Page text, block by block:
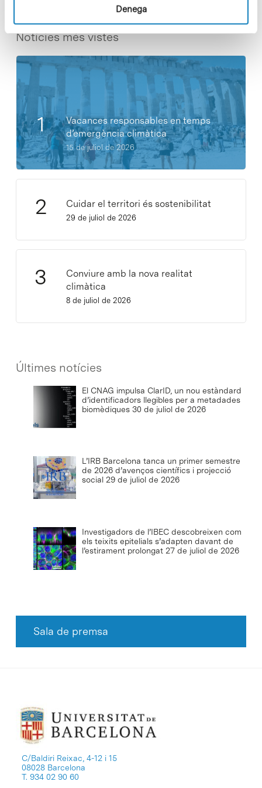
Denega
Notícies més vistes
Vacances responsables en temps
d’emergència climàtica
15 de juliol de 2026
Cuidar el territori és sostenibilitat
29 de juliol de 2026
Conviure amb la nova realitat
climàtica
8 de juliol de 2026
Últimes notícies
El CNAG impulsa ClarID, un nou estàndard
d’identificadors llegibles per a metadades
biomèdiques 30 de juliol de 2026
L’IRB Barcelona tanca un primer semestre
de 2026 d’avenços científics i projecció
social 29 de juliol de 2026
Investigadors de l’IBEC descobreixen com
els teixits epitelials s’adapten davant de
l’estirament prolongat 27 de juliol de 2026
Sala de premsa
C/Baldiri Reixac, 4-12 i 15
08028 Barcelona
T. 934 02 90 60